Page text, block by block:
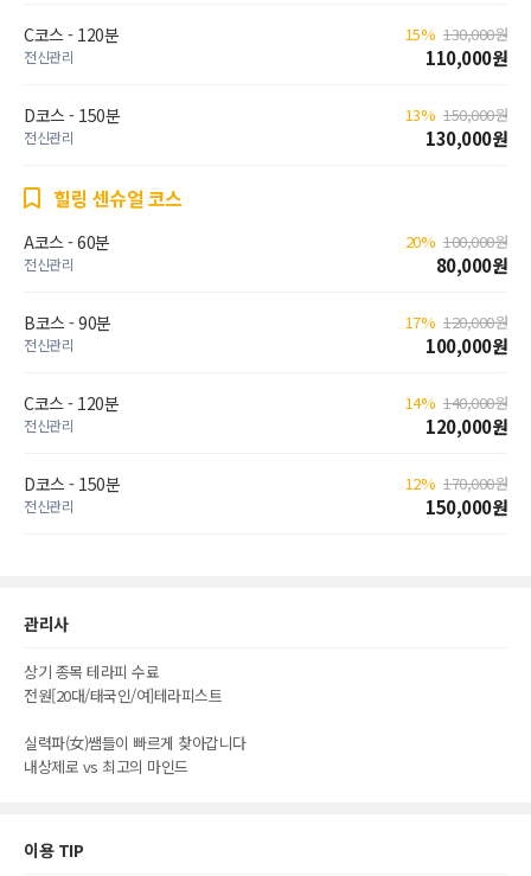
C코스 - 120분
전신관리
15% 130,000원
110,000원
D코스 - 150분
전신관리
13% 150,000원
130,000원
힐링 센슈얼 코스
A코스 - 60분
전신관리
20% 100,000원
80,000원
B코스 - 90분
전신관리
17% 120,000원
100,000원
C코스 - 120분
전신관리
14% 140,000원
120,000원
D코스 - 150분
전신관리
12% 170,000원
150,000원
관리사
상기 종목 테라피 수료
전원[20대/태국인/여]테라피스트
실력파(女)쌤들이 빠르게 찾아갑니다
내상제로 vs 최고의 마인드
이용 TIP